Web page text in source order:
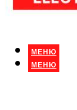
ДЛЯ
МЕНЮ
МЕНЮ